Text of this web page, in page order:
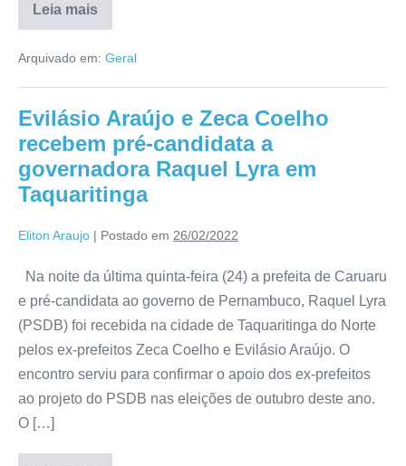
Leia mais
Arquivado em: Geral
Evilásio Araújo e Zeca Coelho
recebem pré-candidata a
governadora Raquel Lyra em
Taquaritinga
Eliton Araujo | Postado em 26/02/2022
Na noite da última quinta-feira (24) a prefeita de Caruaru
e pré-candidata ao governo de Pernambuco, Raquel Lyra
(PSDB) foi recebida na cidade de Taquaritinga do Norte
pelos ex-prefeitos Zeca Coelho e Evilásio Araújo. O
encontro serviu para confirmar o apoio dos ex-prefeitos
ao projeto do PSDB nas eleições de outubro deste ano.
O […]